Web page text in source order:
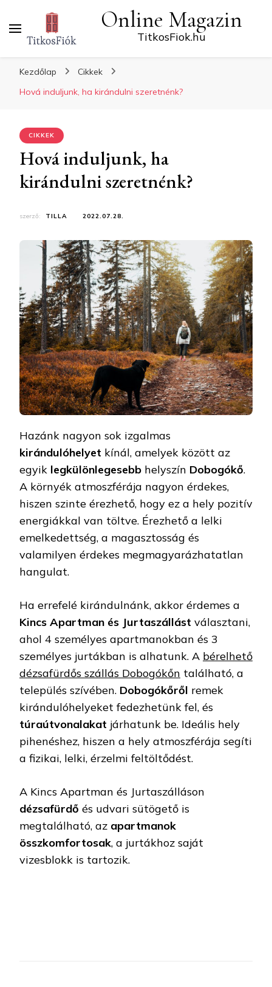
Online Magazin
TitkosFiok.hu
Kezdőlap
Cikkek
Hová induljunk, ha kirándulni szeretnénk?
CIKKEK
Hová induljunk, ha
kirándulni szeretnénk?
szerző: TILLA 2022.07.28.
Hazánk nagyon sok izgalmas
kirándulóhelyet kínál, amelyek között az
egyik legkülönlegesebb helyszín Dobogókő.
A környék atmoszférája nagyon érdekes,
hiszen szinte érezhető, hogy ez a hely pozitív
energiákkal van töltve. Érezhető a lelki
emelkedettség, a magasztosság és
valamilyen érdekes megmagyarázhatatlan
hangulat.
Ha errefelé kirándulnánk, akkor érdemes a
Kincs Apartman és Jurtaszállást választani,
ahol 4 személyes apartmanokban és 3
személyes jurtákban is alhatunk. A bérelhető
dézsafürdős szállás Dobogókőn található, a
település szívében. Dobogókőről remek
kirándulóhelyeket fedezhetünk fel, és
túraútvonalakat járhatunk be. Ideális hely
pihenéshez, hiszen a hely atmoszférája segíti
a fizikai, lelki, érzelmi feltöltődést.
A Kincs Apartman és Jurtaszálláson
dézsafürdő és udvari sütögető is
megtalálható, az apartmanok
összkomfortosak, a jurtákhoz saját
vizesblokk is tartozik.